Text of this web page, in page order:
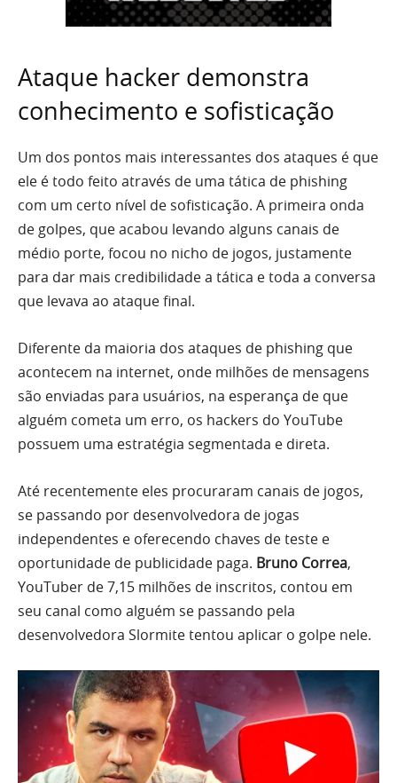
Ataque hacker demonstra
conhecimento e sofisticação
Um dos pontos mais interessantes dos ataques é que
ele é todo feito através de uma tática de phishing
com um certo nível de sofisticação. A primeira onda
de golpes, que acabou levando alguns canais de
médio porte, focou no nicho de jogos, justamente
para dar mais credibilidade a tática e toda a conversa
que levava ao ataque final.
Diferente da maioria dos ataques de phishing que
acontecem na internet, onde milhões de mensagens
são enviadas para usuários, na esperança de que
alguém cometa um erro, os hackers do YouTube
possuem uma estratégia segmentada e direta.
Até recentemente eles procuraram canais de jogos,
se passando por desenvolvedora de jogas
independentes e oferecendo chaves de teste e
oportunidade de publicidade paga. Bruno Correa,
YouTuber de 7,15 milhões de inscritos, contou em
seu canal como alguém se passando pela
desenvolvedora Slormite tentou aplicar o golpe nele.